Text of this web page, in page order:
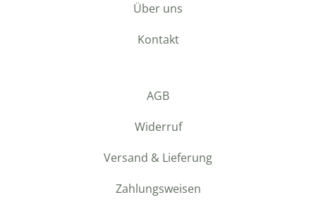
Über uns
Kontakt
AGB
Widerruf
Versand & Lieferung
Zahlungsweisen